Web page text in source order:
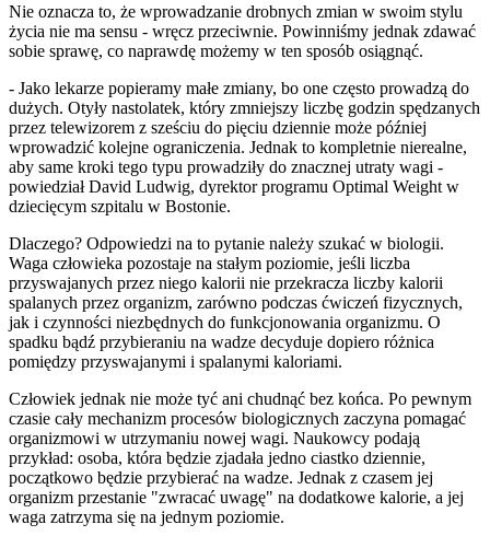
Nie oznacza to, że wprowadzanie drobnych zmian w swoim stylu
życia nie ma sensu - wręcz przeciwnie. Powinniśmy jednak zdawać
sobie sprawę, co naprawdę możemy w ten sposób osiągnąć.
- Jako lekarze popieramy małe zmiany, bo one często prowadzą do
dużych. Otyły nastolatek, który zmniejszy liczbę godzin spędzanych
przez telewizorem z sześciu do pięciu dziennie może później
wprowadzić kolejne ograniczenia. Jednak to kompletnie nierealne,
aby same kroki tego typu prowadziły do znacznej utraty wagi -
powiedział David Ludwig, dyrektor programu Optimal Weight w
dziecięcym szpitalu w Bostonie.
Dlaczego? Odpowiedzi na to pytanie należy szukać w biologii.
Waga człowieka pozostaje na stałym poziomie, jeśli liczba
przyswajanych przez niego kalorii nie przekracza liczby kalorii
spalanych przez organizm, zarówno podczas ćwiczeń fizycznych,
jak i czynności niezbędnych do funkcjonowania organizmu. O
spadku bądź przybieraniu na wadze decyduje dopiero różnica
pomiędzy przyswajanymi i spalanymi kaloriami.
Człowiek jednak nie może tyć ani chudnąć bez końca. Po pewnym
czasie cały mechanizm procesów biologicznych zaczyna pomagać
organizmowi w utrzymaniu nowej wagi. Naukowcy podają
przykład: osoba, która będzie zjadała jedno ciastko dziennie,
początkowo będzie przybierać na wadze. Jednak z czasem jej
organizm przestanie "zwracać uwagę" na dodatkowe kalorie, a jej
waga zatrzyma się na jednym poziomie.